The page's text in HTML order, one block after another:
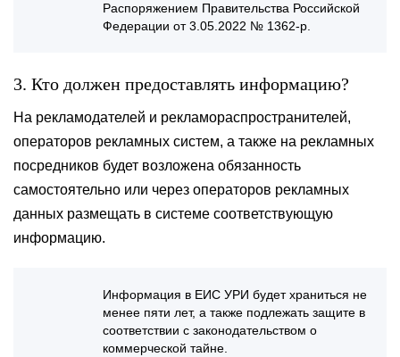
Распоряжением Правительства Российской
Федерации от 3.05.2022 № 1362-р.
3. Кто должен предоставлять информацию?
На рекламодателей и рекламораспространителей,
операторов рекламных систем, а также на рекламных
посредников будет возложена обязанность
самостоятельно или через операторов рекламных
данных размещать в системе соответствующую
информацию.
Информация в ЕИС УРИ будет храниться не
менее пяти лет, а также подлежать защите в
соответствии с законодательством о
коммерческой тайне.